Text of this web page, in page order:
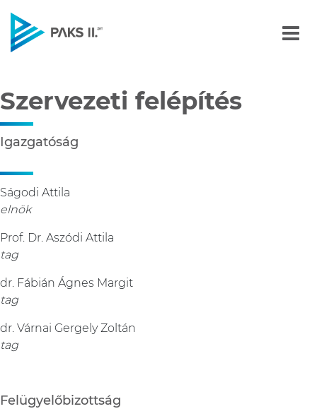
Szervezeti felépítés
Igazgatóság
Ságodi Attila
elnök
Prof. Dr. Aszódi Attila
tag
dr. Fábián Ágnes Margit
tag
dr. Várnai Gergely Zoltán
tag
Felügyelőbizottság